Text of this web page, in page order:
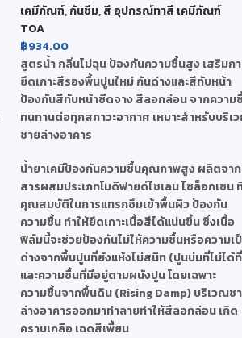
เคมีภัณฑ์,กันซึม,สี อุปกรณ์ทาสี เคมีภัณฑ์
TOA
฿934.00
สูตรน้ำ กลิ่นไม่ฉุน ป้องกันความชื้นสูง เสริมก
ยึดเกาะสีรองพื้นปูนใหม่ กันด่างและสีทับหน้า
ป้องกันสีทับหน้าซีดจาง สีลอกล่อน จากความ
ทนทานต่อทุกสภาวะอากาศ เหมาะสำหรับบริเ
ชายล่างอาคาร
น้ำยาเคมีป้องกันความชื้นคุณภาพสูง ผลิตจาก
สารผสมประเภทโมดิฟายด์ไซเลน ไซล็อกเซน
คุณสมบัติในการแทรกซึมเข้าพื้นผิว ป้องกัน
ความชื้น ทำให้ยึดเกาะเนื้อสีได้แน่นขึ้น ซึ่งเนื้อ
ฟิล์มนี้จะช่วยป้องกันไม่ให้ความชื้นหรือความเ
ด่างจากพื้นปูนที่ยังแห้งไม่สนิท (ปูนบ่มที่ไม่ได้
และความชื้นที่มีอยู่ตามผนังปูน โดยเฉพาะ
ความชื้นจากพื้นดิน (Rising Damp) บริเวณช
ล่างอาคารออกมาทำลายทำให้สีลอกล่อน เกิด
คราบเกลือ เฉดสีเพี้ยน